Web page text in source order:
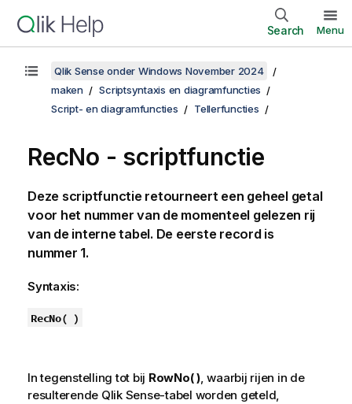
Search Menu
Qlik Sense onder Windows November 2024
maken
Scriptsyntaxis en diagramfuncties
Script- en diagramfuncties
Tellerfuncties
RecNo - scriptfunctie
Deze scriptfunctie retourneert een geheel getal
voor het nummer van de momenteel gelezen rij
van de interne tabel. De eerste record is
nummer 1.
Syntaxis:
RecNo( )
In tegenstelling tot bij RowNo( ), waarbij rijen in de
resulterende Qlik Sense-tabel worden geteld,